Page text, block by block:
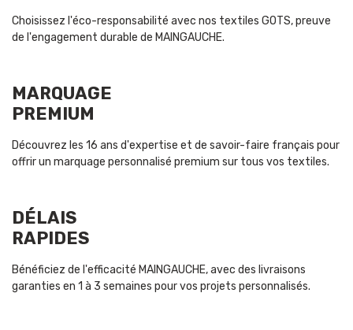
Choisissez l'éco-responsabilité avec nos textiles GOTS, preuve
de l'engagement durable de MAINGAUCHE.
MARQUAGE
PREMIUM
Découvrez les 16 ans d'expertise et de savoir-faire français pour
offrir un marquage personnalisé premium sur tous vos textiles.
DÉLAIS
RAPIDES
Bénéficiez de l'efficacité MAINGAUCHE, avec des livraisons
garanties en 1 à 3 semaines pour vos projets personnalisés.